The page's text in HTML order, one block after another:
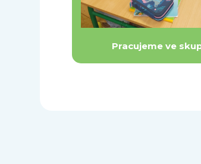
Pracujeme ve